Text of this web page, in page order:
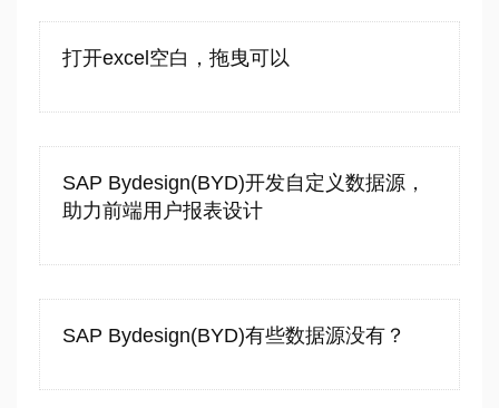
打开excel空白，拖曳可以
SAP Bydesign(BYD)开发自定义数据源，
助力前端用户报表设计
SAP Bydesign(BYD)有些数据源没有？